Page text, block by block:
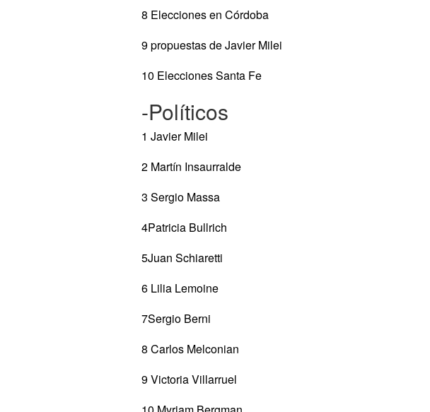
8 Elecciones en Córdoba
9 propuestas de Javier Milei
10 Elecciones Santa Fe
-Políticos
1 Javier Milei
2 Martín Insaurralde
3 Sergio Massa
4Patricia Bullrich
5Juan Schiaretti
6 Lilia Lemoine
7Sergio Berni
8 Carlos Melconian
9 Victoria Villarruel